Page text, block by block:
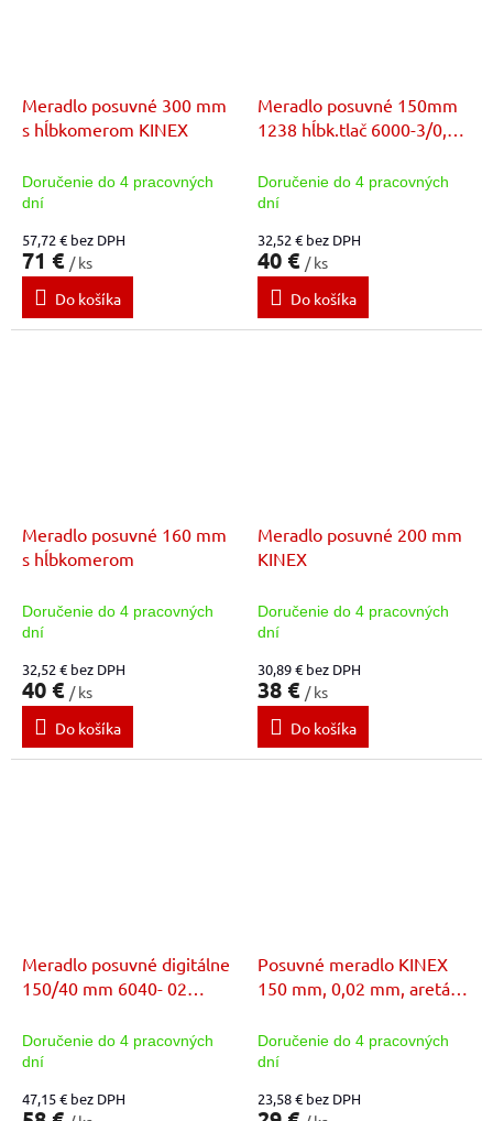
Meradlo posuvné 300 mm
s hĺbkomerom KINEX
Doručenie do 4 pracovných
dní
57,72 € bez DPH
71 € / ks
Do košíka
Meradlo posuvné 150mm
1238 hĺbk.tlač 6000-3/0,02
Doručenie do 4 pracovných
dní
32,52 € bez DPH
40 € / ks
Do košíka
Meradlo posuvné 160 mm
s hĺbkomerom
Doručenie do 4 pracovných
dní
32,52 € bez DPH
40 € / ks
Do košíka
Meradlo posuvné 200 mm
KINEX
Doručenie do 4 pracovných
dní
30,89 € bez DPH
38 € / ks
Do košíka
Meradlo posuvné digitálne
150/40 mm 6040- 02
Doručenie do 4 pracovných
dní
47,15 € bez DPH
Posuvné meradlo KINEX
150 mm, 0,02 mm, aretácia
Doručenie do 4 pracovných
dní
23,58 € bez DPH